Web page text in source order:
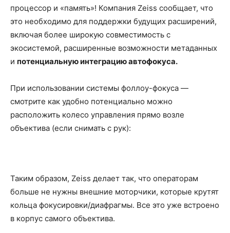
процессор и «память»! Компания Zeiss сообщает, что
это необходимо для поддержки будущих расширений,
включая более широкую совместимость с
экосистемой, расширенные возможности метаданных
и потенциальную интеграцию автофокуса.
При использовании системы фоллоу-фокуса —
смотрите как удобно потенциально можно
расположить колесо управления прямо возле
объектива (если снимать с рук):
Таким образом, Zeiss делает так, что операторам
больше не нужны внешние моторчики, которые крутят
кольца фокусировки/диафрагмы. Все это уже встроено
в корпус самого объектива.